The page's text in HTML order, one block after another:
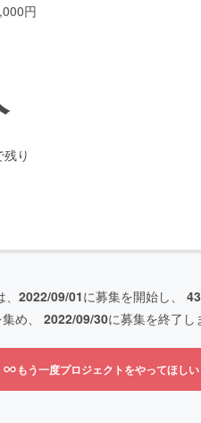
円
り
2022/09/01に募集を開始し、 43
め、 2022/09/30に募集を終了し
もう一度プロジェクトをやってほしい